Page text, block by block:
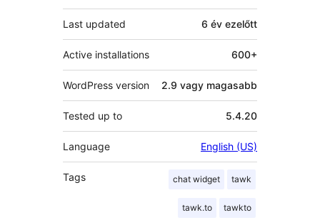
Last updated 6 év ezelőtt
Active installations 600+
WordPress version 2.9 vagy magasabb
Tested up to 5.4.20
Language English (US)
Tags chat widget tawk
tawk.to tawkto